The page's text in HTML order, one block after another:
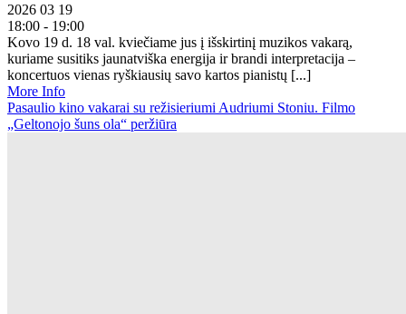
2026 03 19
18:00 - 19:00
Kovo 19 d. 18 val. kviečiame jus į išskirtinį muzikos vakarą,
kuriame susitiks jaunatviška energija ir brandi interpretacija –
koncertuos vienas ryškiausių savo kartos pianistų [...]
More Info
Pasaulio kino vakarai su režisieriumi Audriumi Stoniu. Filmo
„Geltonojo šuns ola“ peržiūra